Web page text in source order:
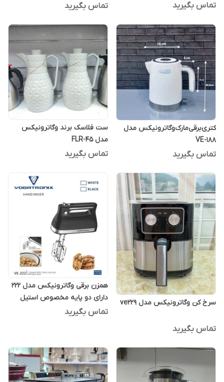
تماس بگیرید تماس بگیرید
کتری‌‌‌برقی‌مارک‌‌‌وگاترونیکس مدل
VE-188
تماس بگیرید
ست فلاسک برند وگاترونیکس
مدل FLR-45
تماس بگیرید
سرخ کن وگاترونیکس مدل ve229
تماس بگیرید
همزن برقی وگاترونیکس مدل 222
دارای دو پایه مخصوص استیل
تماس بگیرید